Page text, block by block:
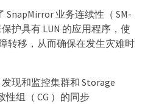
SnapMirror 业务连续性（ SM-
护具有 LUN 的应用程序，使
转移，从而确保在发生灾难时
现和监控集群和 Storage
性组（ CG ）的同步